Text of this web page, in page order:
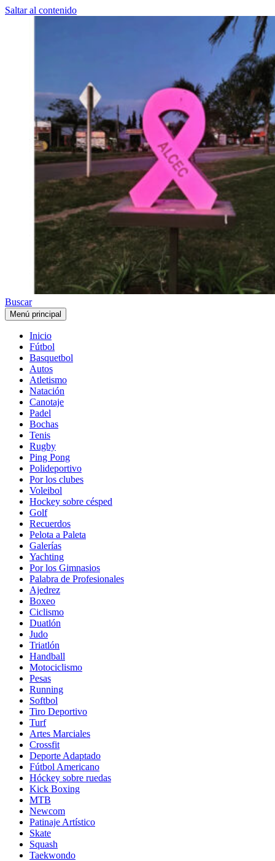
Saltar al contenido
Buscar
Menú principal
Inicio
Fútbol
Basquetbol
Autos
Atletismo
Natación
Canotaje
Padel
Bochas
Tenis
Rugby
Ping Pong
Polideportivo
Por los clubes
Voleibol
Hockey sobre césped
Golf
Recuerdos
Pelota a Paleta
Galerías
Yachting
Por los Gimnasios
Palabra de Profesionales
Ajedrez
Boxeo
Ciclismo
Duatlón
Judo
Triatlón
Handball
Motociclismo
Pesas
Running
Softbol
Tiro Deportivo
Turf
Artes Marciales
Crossfit
Deporte Adaptado
Fútbol Americano
Hóckey sobre ruedas
Kick Boxing
MTB
Newcom
Patinaje Artístico
Skate
Squash
Taekwondo